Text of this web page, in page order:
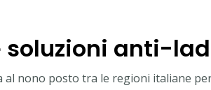
soluzioni anti-
al nono posto tra le regioni italiane